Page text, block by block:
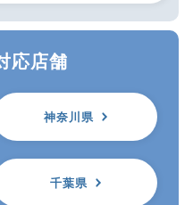
応店舗
神奈川県
千葉県